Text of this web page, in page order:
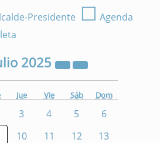
Presidente ☐ Agenda
2025
Jue Vie Sáb Dom
3 4 5
6
10 11 12
13